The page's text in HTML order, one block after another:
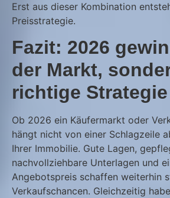
Erst aus dieser Kombination
Preisstrategie.
Fazit: 2026
der Markt,
richtige Strategie
Ob 2026 ein Käufermarkt oder
hängt nicht von einer Schlagzeile
Ihrer Immobilie. Gute Lagen,
nachvollziehbare Unterlagen und
Angebotspreis schaffen weiterhin
Verkaufschancen. Gleichzeitig